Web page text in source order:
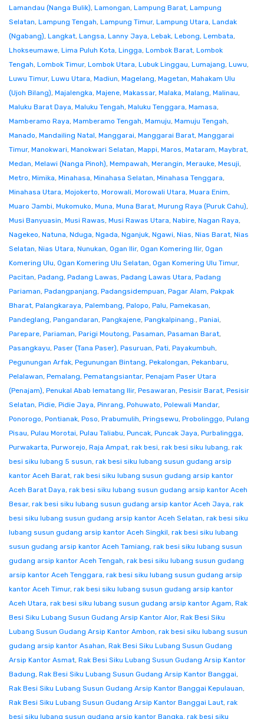
Lamandau (Nanga Bulik), Lamongan, Lampung Barat, Lampung
Selatan, Lampung Tengah, Lampung Timur, Lampung Utara, Landak
(Ngabang), Langkat, Langsa, Lanny Jaya, Lebak, Lebong, Lembata,
Lhokseumawe, Lima Puluh Kota, Lingga, Lombok Barat, Lombok
Tengah, Lombok Timur, Lombok Utara, Lubuk Linggau, Lumajang, Luwu,
Luwu Timur, Luwu Utara, Madiun, Magelang, Magetan, Mahakam Ulu
(Ujoh Bilang), Majalengka, Majene, Makassar, Malaka, Malang, Malinau,
Maluku Barat Daya, Maluku Tengah, Maluku Tenggara, Mamasa,
Mamberamo Raya, Mamberamo Tengah, Mamuju, Mamuju Tengah,
Manado, Mandailing Natal, Manggarai, Manggarai Barat, Manggarai
Timur, Manokwari, Manokwari Selatan, Mappi, Maros, Mataram, Maybrat,
Medan, Melawi (Nanga Pinoh), Mempawah, Merangin, Merauke, Mesuji,
Metro, Mimika, Minahasa, Minahasa Selatan, Minahasa Tenggara,
Minahasa Utara, Mojokerto, Morowali, Morowali Utara, Muara Enim,
Muaro Jambi, Mukomuko, Muna, Muna Barat, Murung Raya (Puruk Cahu),
Musi Banyuasin, Musi Rawas, Musi Rawas Utara, Nabire, Nagan Raya,
Nagekeo, Natuna, Nduga, Ngada, Nganjuk, Ngawi, Nias, Nias Barat, Nias
Selatan, Nias Utara, Nunukan, Ogan Ilir, Ogan Komering Ilir, Ogan
Komering Ulu, Ogan Komering Ulu Selatan, Ogan Komering Ulu Timur,
Pacitan, Padang, Padang Lawas, Padang Lawas Utara, Padang
Pariaman, Padangpanjang, Padangsidempuan, Pagar Alam, Pakpak
Bharat, Palangkaraya, Palembang, Palopo, Palu, Pamekasan,
Pandeglang, Pangandaran, Pangkajene, Pangkalpinang., Paniai,
Parepare, Pariaman, Parigi Moutong, Pasaman, Pasaman Barat,
Pasangkayu, Paser (Tana Paser), Pasuruan, Pati, Payakumbuh,
Pegunungan Arfak, Pegunungan Bintang, Pekalongan, Pekanbaru,
Pelalawan, Pemalang, Pematangsiantar, Penajam Paser Utara
(Penajam), Penukal Abab lematang Ilir, Pesawaran, Pesisir Barat, Pesisir
Selatan, Pidie, Pidie Jaya, Pinrang, Pohuwato, Polewali Mandar,
Ponorogo, Pontianak, Poso, Prabumulih, Pringsewu, Probolinggo, Pulang
Pisau, Pulau Morotai, Pulau Taliabu, Puncak, Puncak Jaya, Purbalingga,
Purwakarta, Purworejo, Raja Ampat, rak besi, rak besi siku lubang, rak
besi siku lubang 5 susun, rak besi siku lubang susun gudang arsip
kantor Aceh Barat, rak besi siku lubang susun gudang arsip kantor
Aceh Barat Daya, rak besi siku lubang susun gudang arsip kantor Aceh
Besar, rak besi siku lubang susun gudang arsip kantor Aceh Jaya, rak
besi siku lubang susun gudang arsip kantor Aceh Selatan, rak besi siku
lubang susun gudang arsip kantor Aceh Singkil, rak besi siku lubang
susun gudang arsip kantor Aceh Tamiang, rak besi siku lubang susun
gudang arsip kantor Aceh Tengah, rak besi siku lubang susun gudang
arsip kantor Aceh Tenggara, rak besi siku lubang susun gudang arsip
kantor Aceh Timur, rak besi siku lubang susun gudang arsip kantor
Aceh Utara, rak besi siku lubang susun gudang arsip kantor Agam, Rak
Besi Siku Lubang Susun Gudang Arsip Kantor Alor, Rak Besi Siku
Lubang Susun Gudang Arsip Kantor Ambon, rak besi siku lubang susun
gudang arsip kantor Asahan, Rak Besi Siku Lubang Susun Gudang
Arsip Kantor Asmat, Rak Besi Siku Lubang Susun Gudang Arsip Kantor
Badung, Rak Besi Siku Lubang Susun Gudang Arsip Kantor Banggai,
Rak Besi Siku Lubang Susun Gudang Arsip Kantor Banggai Kepulauan,
Rak Besi Siku Lubang Susun Gudang Arsip Kantor Banggai Laut, rak
besi siku lubang susun gudang arsip kantor Bangka, rak besi siku